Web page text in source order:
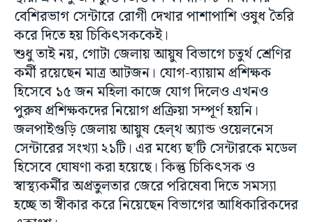
বেশিরভাগ সেন্টারে রোগী দেখার পাশাপাশি ওষুধ তৈরি
করে দিতে হয় চিকিৎসককেই।
শুধু তাই নয়, গোটা জেলায় আয়ুষ বিভাগে চতুর্থ শ্রেণির
কর্মী রয়েছেন মাত্র আটজন। যোগ-ব্যায়াম প্রশিক্ষক
হিসেবে ১৫ জন মহিলা কাজে যোগ দিলেও এখনও
পুরুষ প্রশিক্ষকদের নিয়োগ প্রক্রিয়া সম্পূর্ণ হয়নি।
জলপাইগুড়ি জেলায় আয়ুষ হেল্থ অ্যান্ড ওয়েলনেস
সেন্টারের সংখ্যা ২১টি। এর মধ্যে ছ’টি সেন্টারকে মডেল
হিসেবে ঘোষণা করা হয়েছে। কিন্তু চিকিৎসক ও
স্বাস্থ্যকর্মীর অপ্রতুলতার জেরে পরিষেবা দিতে সমস্যা
হচ্ছে তা স্বীকার করে নিয়েছেন বিভাগের আধিকারিকদের